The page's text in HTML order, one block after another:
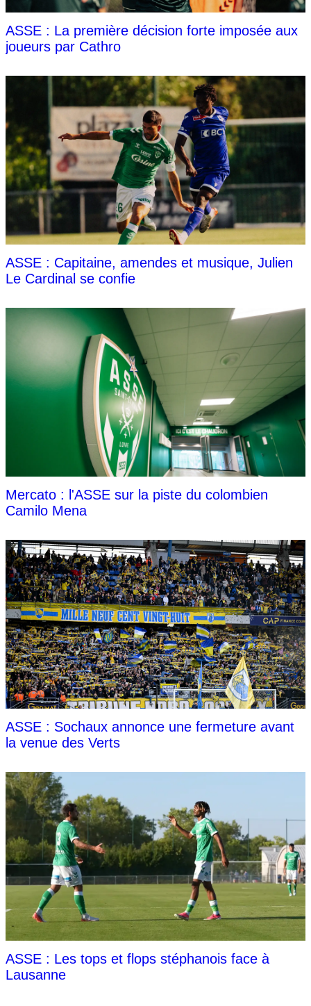
ASSE : La première décision forte imposée aux
joueurs par Cathro
ASSE : Capitaine, amendes et musique, Julien
Le Cardinal se confie
Mercato : l'ASSE sur la piste du colombien
Camilo Mena
ASSE : Sochaux annonce une fermeture avant
la venue des Verts
ASSE : Les tops et flops stéphanois face à
Lausanne